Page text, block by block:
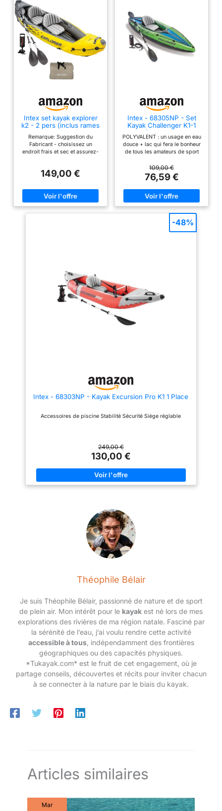
Intex set kayak explorer
k2 - 2 pers (inclus rames
et gonfleur)
Remarque: Suggestion du
Fabricant - choisissez un
endroit frais et sec et assurez-
et dégonflage facile grâce à
avirons, une pompe, une corde
d'arrimage et un kit de
réparation
149,00 €
Intex - 68305NP - Set
Kayak Challenger K1-1
Pers (Inclus Rame Et
Gonfleur)
POLYVALENT : un usage en eau
douce + lac qui fera le bonheur
de tous les amateurs de sport
assise et dossier gonflables
amovibles et ajustables
PRATIQUE : format compact une
fois dégonflé et facilement
transportable grâce à son sac
de transport inclus SOLIDITÉ :
permet au kayak de résister à la
plupart des évènements et
perdurer à travers les saisons
109,00 €
76,59 €
Intex - 68303NP - Kayak Excursion Pro K1 1 Place
Accessoires de piscine Stabilité Sécurité Siège réglable
249,00 €
130,00 €
-48%
Théophile Bélair
Je suis Théophile Bélair, passionné de nature et de sport
de plein air. Mon intérêt pour le kayak est né lors de mes
explorations des rivières de ma région natale. Fasciné par
la sérénité de l’eau, j’ai voulu rendre cette activité
accessible à tous, indépendamment des frontières
géographiques ou des capacités physiques.
*Tukayak.com* est le fruit de cet engagement, où je
partage conseils, découvertes et récits pour inviter chacun
à se connecter à la nature par le biais du kayak.
Articles similaires
Mar